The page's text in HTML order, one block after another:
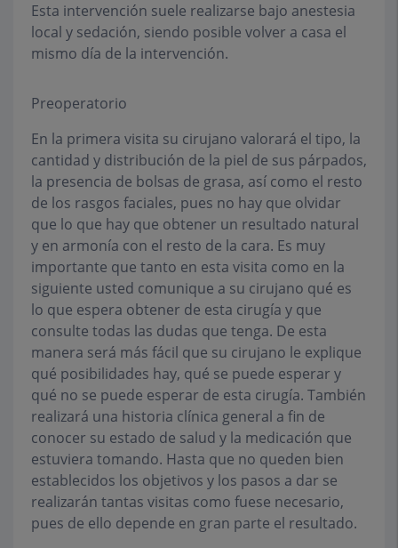
Esta intervención suele realizarse bajo anestesia
local y sedación, siendo posible volver a casa el
mismo día de la intervención.
Preoperatorio
En la primera visita su cirujano valorará el tipo, la
cantidad y distribución de la piel de sus párpados,
la presencia de bolsas de grasa, así como el resto
de los rasgos faciales, pues no hay que olvidar
que lo que hay que obtener un resultado natural
y en armonía con el resto de la cara. Es muy
importante que tanto en esta visita como en la
siguiente usted comunique a su cirujano qué es
lo que espera obtener de esta cirugía y que
consulte todas las dudas que tenga. De esta
manera será más fácil que su cirujano le explique
qué posibilidades hay, qué se puede esperar y
qué no se puede esperar de esta cirugía. También
realizará una historia clínica general a fin de
conocer su estado de salud y la medicación que
estuviera tomando. Hasta que no queden bien
establecidos los objetivos y los pasos a dar se
realizarán tantas visitas como fuese necesario,
pues de ello depende en gran parte el resultado.